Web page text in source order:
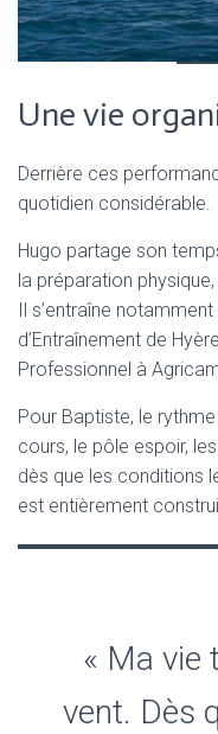
Une vie
Derrière ces
quotidien considérable.
Hugo partage son
la préparation
Il s’entraîne
d’Entraînement de
Professionnel à
Pour Baptiste, le
cours, le pôle espoir,
dès que les conditions
est entièrement
« Ma vie
vent. Dès